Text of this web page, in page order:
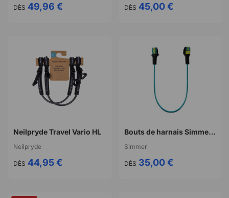
DÈS 49,96 € DÈS 45,00 €
Neilpryde Travel Vario HL
Neilpryde
DÈS 44,95 €
Bouts de harnais Simmer fixe fix 'it pro edition
Simmer
DÈS 35,00 €